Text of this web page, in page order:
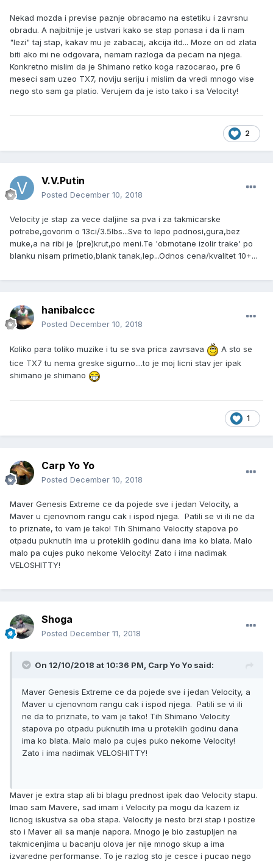
Nekad mozda i previse paznje obracamo na estetiku i zavrsnu
obradu. A najbitnije je ustvari kako se stap ponasa i da li nam
"lezi" taj stap, kakav mu je zabacaj, akcija itd... Moze on od zlata
biti ako mi ne odgovara, nemam razloga da pecam na njega.
Konkretno mislim da je Shimano retko koga razocarao, pre 6
meseci sam uzeo TX7, noviju seriju i mislim da vredi mnogo vise
nego sto sam ga platio. Verujem da je isto tako i sa Velocity!
2
V.V.Putin
Posted December 10, 2018
Velocity je stap za vece daljine sa pva i za takmicarske
potrebe,govorim o 13ci/3.5lbs...Sve to lepo podnosi,gura,bez
muke,a na ribi je (pre)krut,po meni.Te 'obmotane izolir trake' po
blanku nisam primetio,blank tanak,lep...Odnos cena/kvalitet 10+...
hanibalccc
Posted December 10, 2018
Koliko para toliko muzike i tu se sva prica zavrsava
A sto se
tice TX7 tu nema greske sigurno....to je moj licni stav jer ipak
shimano je shimano
1
Carp Yo Yo
Posted December 10, 2018
Maver Genesis Extreme ce da pojede sve i jedan Velocity, a
Maver u cjenovnom rangu cak i ispod njega. Patili se vi ili ne da
to priznate, to vam je tako! Tih Shimano Velocity stapova po
otpadu puknutih ima u proteklih godinu dana ima ko blata. Malo
malo pa cujes puko nekome Velocity! Zato i ima nadimak
VELOSHITTY!
Shoga
Posted December 11, 2018
On 12/10/2018 at 10:36 PM, Carp Yo Yo said:
Maver Genesis Extreme ce da pojede sve i jedan Velocity, a
Maver u cjenovnom rangu cak i ispod njega. Patili se vi ili
ne da to priznate, to vam je tako! Tih Shimano Velocity
stapova po otpadu puknutih ima u proteklih godinu dana
ima ko blata. Malo malo pa cujes puko nekome Velocity!
Zato i ima nadimak VELOSHITTY!
Maver je extra stap ali bi blagu prednost ipak dao Velocity stapu.
Imao sam Mavere, sad imam i Velocity pa mogu da kazem iz
licnog iskustva sa oba stapa. Velocity je nesto brzi stap i postize
sto i Maver ali sa manje napora. Mnogo je bio zastupljen na
takmicenjima u bacanju olova jer nije mnogo skup a ima
izvaredne performanse. To je razlog sto je cesce i pucao nego